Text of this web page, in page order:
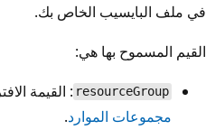
في ملف البايسيب الخاص بك.
القيم المسموح بها هي:
resourceGroup : القيمة
مجموعات الموارد.